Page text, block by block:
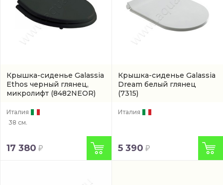
Крышка-сиденье Galassia
Ethos черный глянец,
микролифт (8482NEOR)
Италия
38 см.
17 380
Крышка-сиденье Galassia
Dream белый глянец
(7315)
Италия
5 390